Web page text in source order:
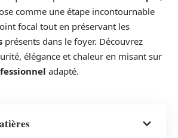
comme une étape incontournable
focal tout en préservant les
présents dans le foyer. Découvrez
élégance et chaleur en misant sur
adapté.